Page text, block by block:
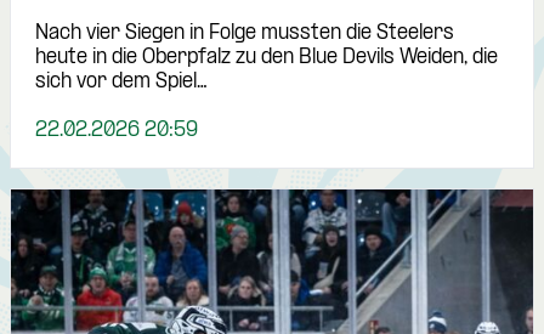
Nach vier Siegen in Folge mussten die Steelers
heute in die Oberpfalz zu den Blue Devils Weiden, die
sich vor dem Spiel…
22.02.2026 20:59